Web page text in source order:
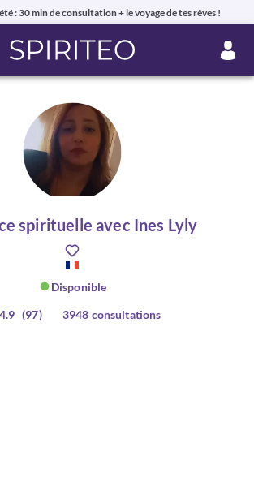
: 30 min de consultation + le voyage de tes rêves !
spirituelle avec Ines Lyly
Disponible
4.9 (97) 3948 consultations